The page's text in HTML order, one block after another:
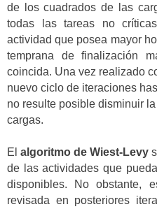
de los cuadrados de las
todas las tareas no
actividad que posea mayor
temprana de finalización
coincida. Una vez realizado
nuevo ciclo de iteraciones
no resulte posible disminuir
cargas.
El algoritmo de Wiest-Levy
de las actividades que
disponibles. No obstante,
revisada en posteriores